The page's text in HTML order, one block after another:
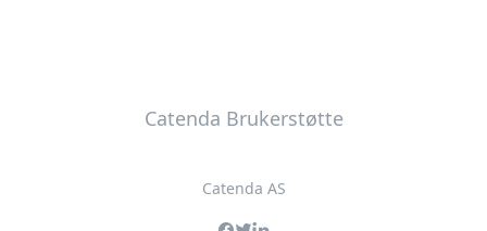
Catenda Brukerstøtte
Catenda AS